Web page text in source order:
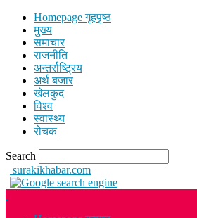
Homepage गृहपृष्ठ
मुख्य
समाचार
राजनीति
अन्तर्राष्ट्रिय
अर्थ बजार
खेलकुद
विश्व
स्वास्थ्य
रोचक
Search
surakikhabar.com